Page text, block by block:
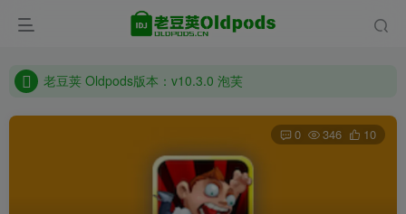
老豆荚 Oldpods版本：v10.3.0 泡芙
老豆荚 Oldpods版本：v10.3.0 泡芙
0 346 10